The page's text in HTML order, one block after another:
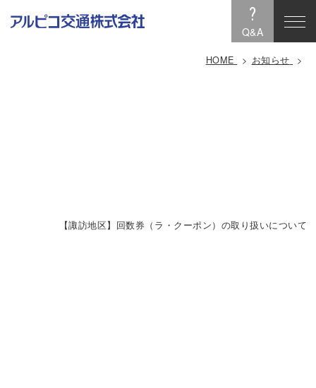
?
Q&A
HOME お知らせ
【諏訪地区】回数券（ラ・クーポン）の取り扱いについて